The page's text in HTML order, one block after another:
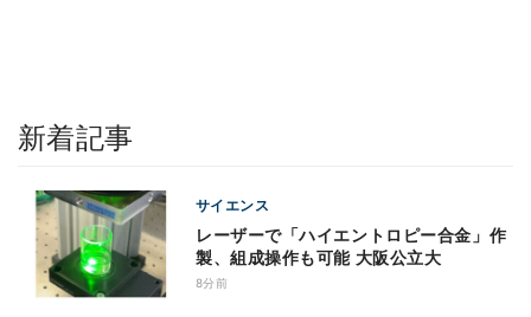
新着記事
サイエンス
レーザーで「ハイエントロピー合金」作
製、組成操作も可能 大阪公立大
8分前